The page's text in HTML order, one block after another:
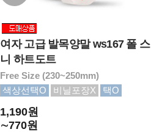
여자 고급 발목양말 ws167 폴 스
니 하트도트
Free Size (230~250mm)
색상선택O
비닐포장X 택O
1,190원
∼770원